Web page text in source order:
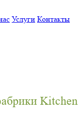
Услуги Контакты
Kitchen